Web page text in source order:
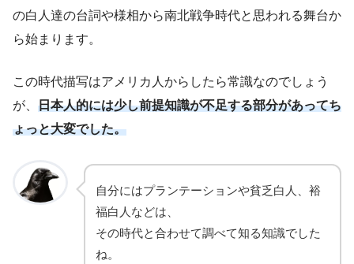
の白人達の台詞や様相から南北戦争時代と思われる舞台か
ら始まります。
この時代描写はアメリカ人からしたら常識なのでしょう
が、 日本人的には少し前提知識が不足する部分があってち
ょっと大変でした。
自分にはプランテーションや貧乏白人、裕
福白人などは、
その時代と合わせて調べて知る知識でした
ね。